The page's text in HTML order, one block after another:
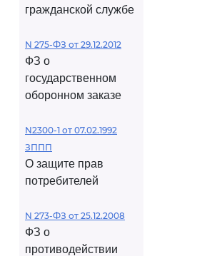
гражданской службе
N 275-ФЗ от 29.12.2012
ФЗ о
государственном
оборонном заказе
N2300-1 от 07.02.1992
ЗППП
О защите прав
потребителей
N 273-ФЗ от 25.12.2008
ФЗ о
противодействии